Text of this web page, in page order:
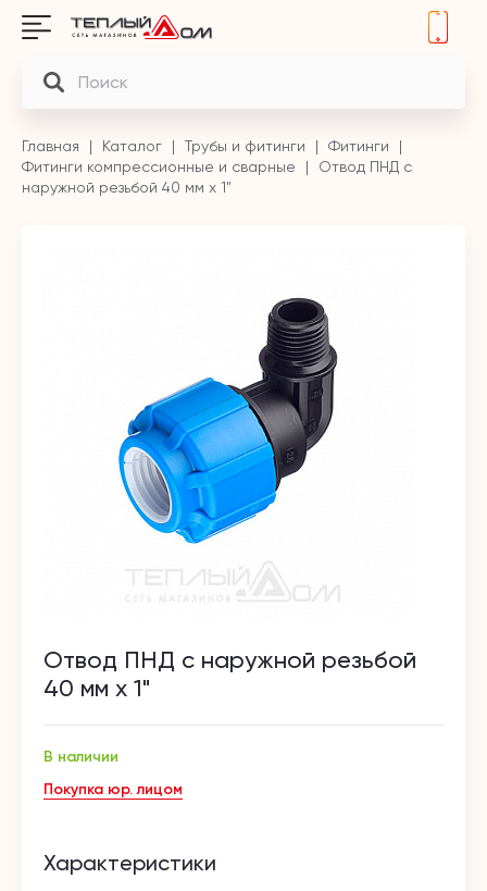
Главная Каталог Трубы и фитинги
Фитинги
Фитинги компрессионные и сварные
Отвод ПНД с
наружной резьбой 40 мм х 1"
Отвод ПНД с наружной резьбой
40 мм х 1"
В наличии
Покупка юр. лицом
Характеристики